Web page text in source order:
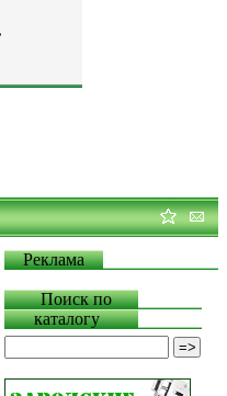
Реклама
Поиск по
каталогу